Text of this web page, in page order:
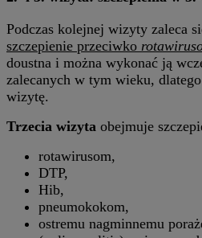
Podczas kolejnej wizyty zaleca
szczepienie przeciwko
doustna i można wykonać ją
zalecanych w tym wieku,
wizytę.
Trzecia wizyta obejmuje
rotawirusom,
DTP,
Hib,
pneumokokom,
ostremu nagminnemu